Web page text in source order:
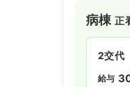
日勤
給与
時間
病棟正
2交代
給与